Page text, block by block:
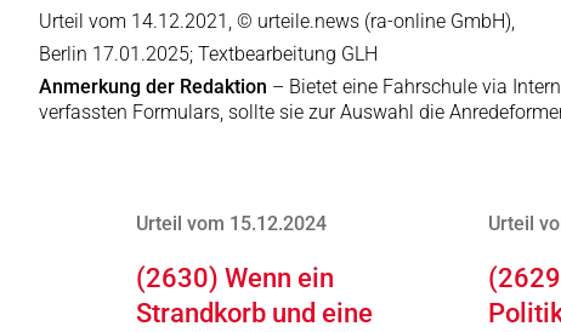
Urteil vom 14.12.2021, © urteile.news (ra-online GmbH),
Berlin 17.01.2025; Textbearbeitung GLH
Anmerkung der Redaktion – Bietet eine Fahrschule via
verfassten Formulars, sollte sie zur Auswahl die
Urteil vom 15.12.2024
(2630) Wenn ein
Strandkorb und eine
Urteil